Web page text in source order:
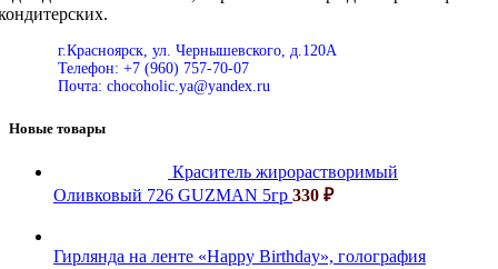
г.Красноярск, ул. Чернышевского, д.120А
Телефон: +7 (960) 757-70-07
Почта: chocoholic.ya@yandex.ru
Новые товары
Краситель жирорастворимый
Оливковый 726 GUZMAN 5гр 330 ₽
Гирлянда на ленте «Happy Birthday», голография